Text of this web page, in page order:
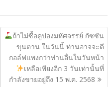
er
m
bl
r
er
e
st
p
y
Li
n
k
ar
e
ถ้าไม่ซื้อคูปองมหัศจรรย์ กัซซัน
ขุนตาน ในวันนี้ ท่านอาจจะตี
กอล์ฟแพงกว่าท่านอื่นในวันหน้า
เหลือเพียงอีก 3 วันเท่านั้นที่
กำลังขายอยู่ถึง 15 พ.ค. 2568